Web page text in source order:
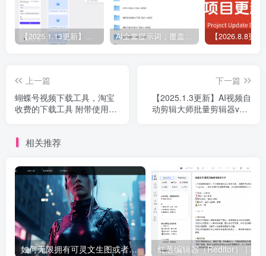
【2025.1.13更新】Coze应用实战 如何利用coze应用功能，开发一个小程序，并发布到微信 AI全套提示词，覆盖微头条、小说、短视频脚本等32+创作场景
上一篇
蝴蝶号视频下载工具，淘宝
收费的下载工具 附带使用教
下一篇
【2025.1.3更新】AI视频自
动剪辑大师批量剪辑器v5.0
相关推荐
如何无限拥有可灵文生图或者图生视频的次数？